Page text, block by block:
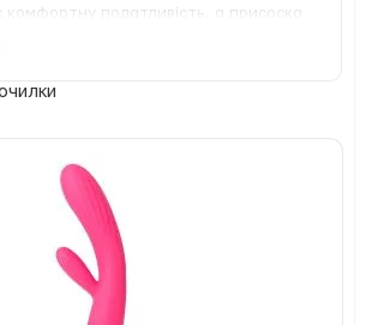
комфортну податливість, а присоска
його на гладкій рівній поверхні.
Black підходить для використання з
основі. Матеріал не містить
той-клінер або промивання водою,
повністю висушити перед
форма з деталізованим рельєфом;
і виражена анатомічна форма;
структура;